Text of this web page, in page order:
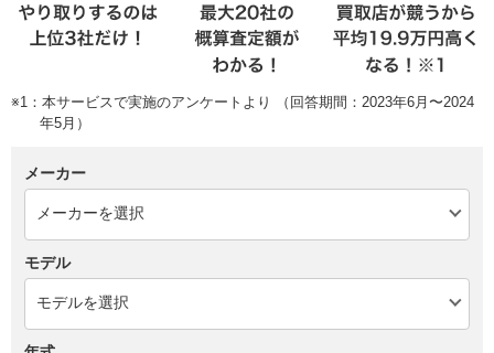
※1：本サービスで実施のアンケートより （回答期間：2023年6月〜2024
年5月）
メーカー
モデル